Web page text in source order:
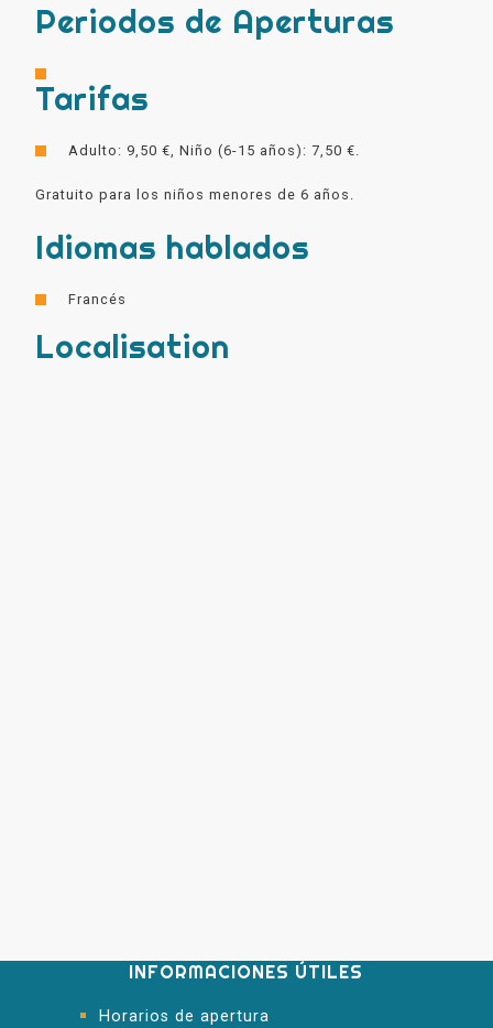
Periodos de Aperturas
Tarifas
Adulto: 9,50 €, Niño (6-15 años): 7,50 €.
Gratuito para los niños menores de 6 años.
Idiomas hablados
Francés
Localisation
INFORMACIONES ÚTILES
Horarios de apertura